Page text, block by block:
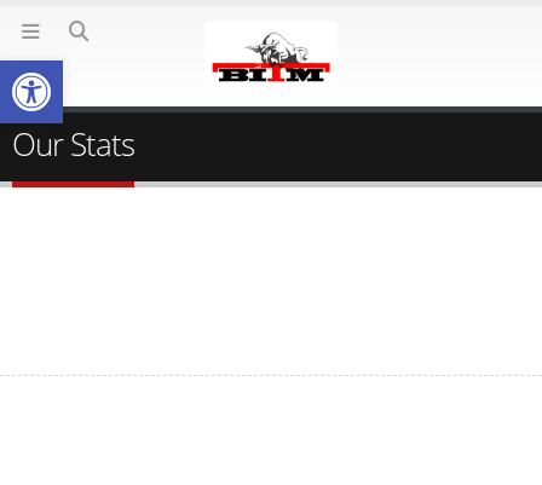
Our Stats
Deschide bara de unelte